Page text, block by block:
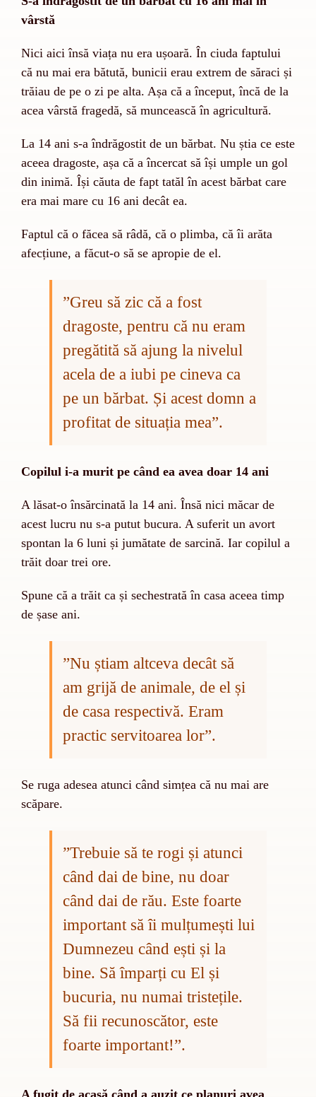
vârstă
Nici aici însă viața nu era ușoară. În ciuda faptului
că nu mai era bătută, bunicii erau extrem de săraci și
trăiau de pe o zi pe alta. Așa că a început, încă de la
acea vârstă fragedă, să muncească în agricultură.
La 14 ani s-a îndrăgostit de un bărbat. Nu știa ce este
aceea dragoste, așa că a încercat să își umple un gol
din inimă. Își căuta de fapt tatăl în acest bărbat care
era mai mare cu 16 ani decât ea.
Faptul că o făcea să râdă, că o plimba, că îi arăta
afecțiune, a făcut-o să se apropie de el.
”Greu să zic că a fost
dragoste, pentru că nu eram
pregătită să ajung la nivelul
acela de a iubi pe cineva ca
pe un bărbat. Și acest domn a
profitat de situația mea”.
Copilul i-a murit pe când ea avea doar 14 ani
A lăsat-o însărcinată la 14 ani. Însă nici măcar de
acest lucru nu s-a putut bucura. A suferit un avort
spontan la 6 luni și jumătate de sarcină. Iar copilul a
trăit doar trei ore.
Spune că a trăit ca și sechestrată în casa aceea timp
de șase ani.
”Nu știam altceva decât să
am grijă de animale, de el și
de casa respectivă. Eram
practic servitoarea lor”.
Se ruga adesea atunci când simțea că nu mai are
scăpare.
”Trebuie să te rogi și atunci
când dai de bine, nu doar
când dai de rău. Este foarte
important să îi mulțumești lui
Dumnezeu când ești și la
bine. Să împarți cu El și
bucuria, nu numai tristețile.
Să fii recunoscător, este
foarte important!”.
A fugit de acasă când a auzit ce planuri avea